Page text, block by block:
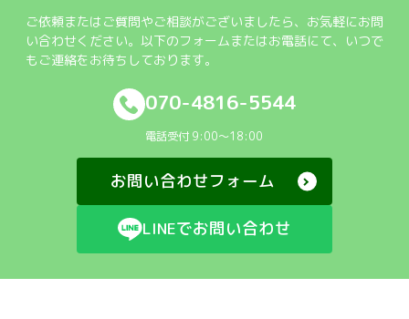
ご依頼またはご質問やご相談がございましたら、お気軽にお問
い合わせください。以下のフォームまたはお電話にて、いつで
もご連絡をお待ちしております。
070-4816-5544
電話受付 9:00～18:00
お問い合わせフォーム
LINEでお問い合わせ